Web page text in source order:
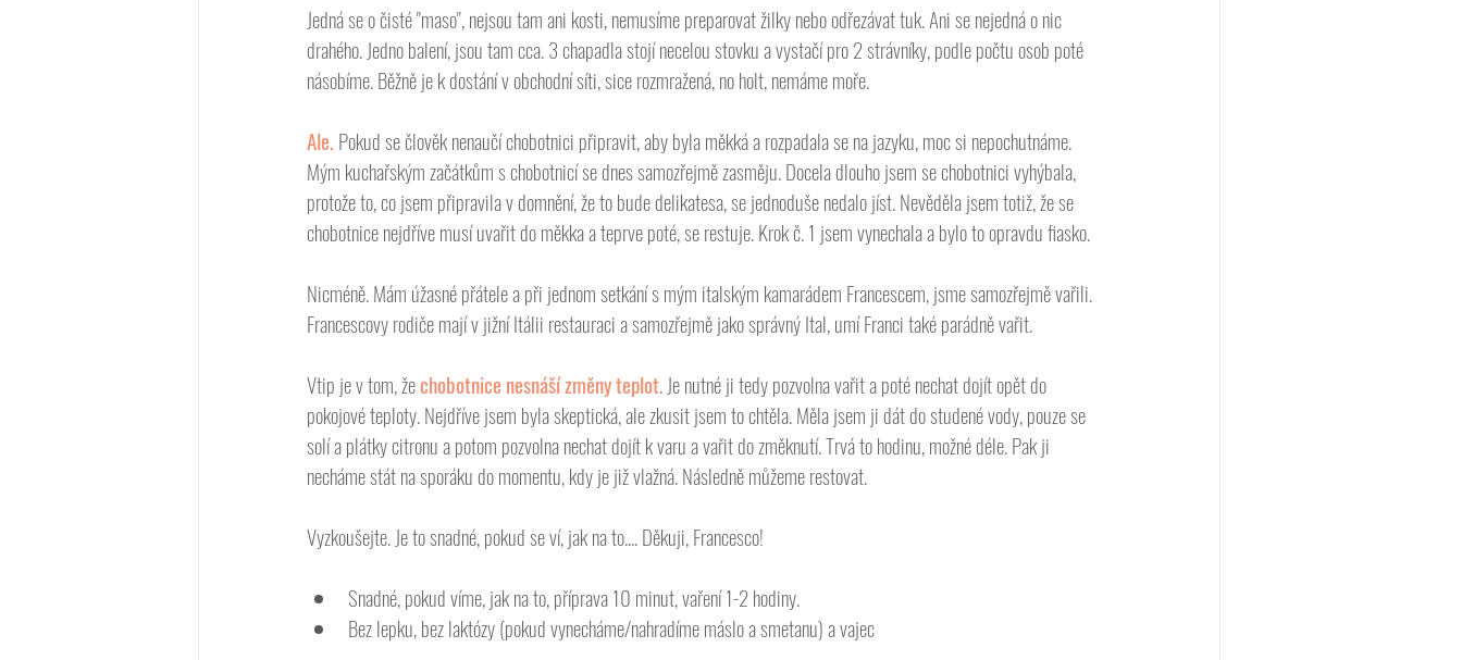
Jedná se o čisté "maso", nejsou tam ani kosti, nemusíme preparovat žilky nebo odřezávat tuk. Ani se nejedná o nic
drahého. Jedno balení, jsou tam cca. 3 chapadla stojí necelou stovku a vystačí pro 2 strávníky, podle počtu osob poté
násobíme. Běžně je k dostání v obchodní síti, sice rozmražená, no holt, nemáme moře.
Ale. Pokud se člověk nenaučí chobotnici připravit, aby byla měkká a rozpadala se na jazyku, moc si nepochutnáme.
Mým kuchařským začátkům s chobotnicí se dnes samozřejmě zasměju. Docela dlouho jsem se chobotnici vyhýbala,
protože to, co jsem připravila v domnění, že to bude delikatesa, se jednoduše nedalo jíst. Nevěděla jsem totiž, že se
chobotnice nejdříve musí uvařit do měkka a teprve poté, se restuje. Krok č. 1 jsem vynechala a bylo to opravdu fiasko.
Nicméně. Mám úžasné přátele a při jednom setkání s mým italským kamarádem Francescem, jsme samozřejmě vařili.
Francescovy rodiče mají v jižní Itálii restauraci a samozřejmě jako správný Ital, umí Franci také parádně vařit.
Vtip je v tom, že chobotnice nesnáší změny teplot. Je nutné ji tedy pozvolna vařit a poté nechat dojít opět do
pokojové teploty. Nejdříve jsem byla skeptická, ale zkusit jsem to chtěla. Měla jsem ji dát do studené vody, pouze se
solí a plátky citronu a potom pozvolna nechat dojít k varu a vařit do změknutí. Trvá to hodinu, možné déle. Pak ji
necháme stát na sporáku do momentu, kdy je již vlažná. Následně můžeme restovat.
Vyzkoušejte. Je to snadné, pokud se ví, jak na to.... Děkuji, Francesco!
Snadné, pokud víme, jak na to, příprava 10 minut, vaření 1-2 hodiny.
Bez lepku, bez laktózy (pokud vynecháme/nahradíme máslo a smetanu) a vajec